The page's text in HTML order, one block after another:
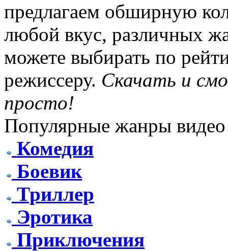
предлагаем обширную
любой вкус, различных
можете выбирать по
режиссеру. Скачать и
просто!
Популярные жанры видео
Комедия
Боевик
Триллер
Эротика
Приключения